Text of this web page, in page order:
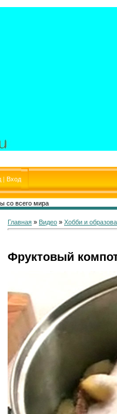
| Вход
со всего мира
Главная » Видео » Хобби и
Фруктовый